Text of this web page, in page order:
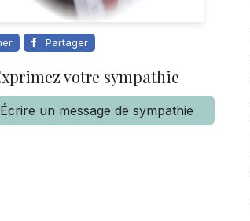
Partager
votre sympathie
Écrire un message de sympathie